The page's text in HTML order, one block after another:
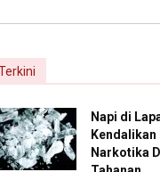
Napi di
Narkotika